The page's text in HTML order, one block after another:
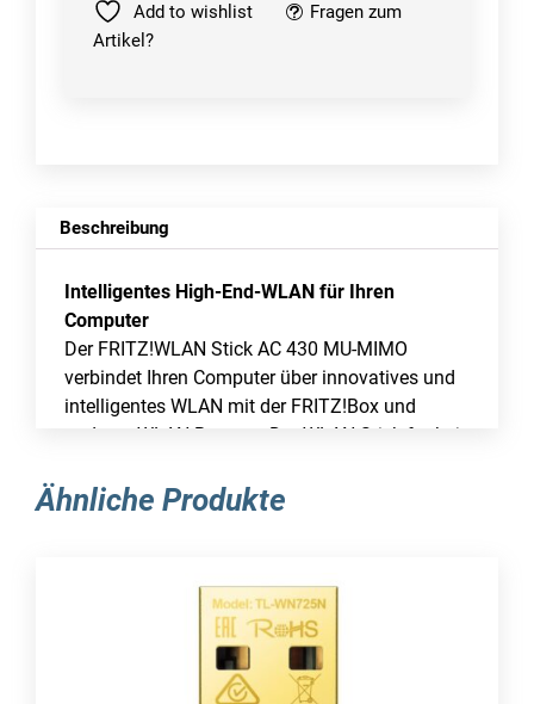
Add to wishlist
Fragen zum
Artikel?
Beschreibung
Intelligentes High-End-WLAN für Ihren
Computer
Der FRITZ!WLAN Stick AC 430 MU-MIMO
verbindet Ihren Computer über innovatives und
intelligentes WLAN mit der FRITZ!Box und
anderen WLAN-Routern. Der WLAN Stick funkt je
Dank der neuen Technologie Multi-User MIMO
gleichzeitigen Einsatz mehrerer Geräte besser
genutzt. Die kompakte Bauform, die besonders
einfache Installation und die WPA2-
Funkverschlüsselung sorgen für kabellosen
Ähnliche Produkte